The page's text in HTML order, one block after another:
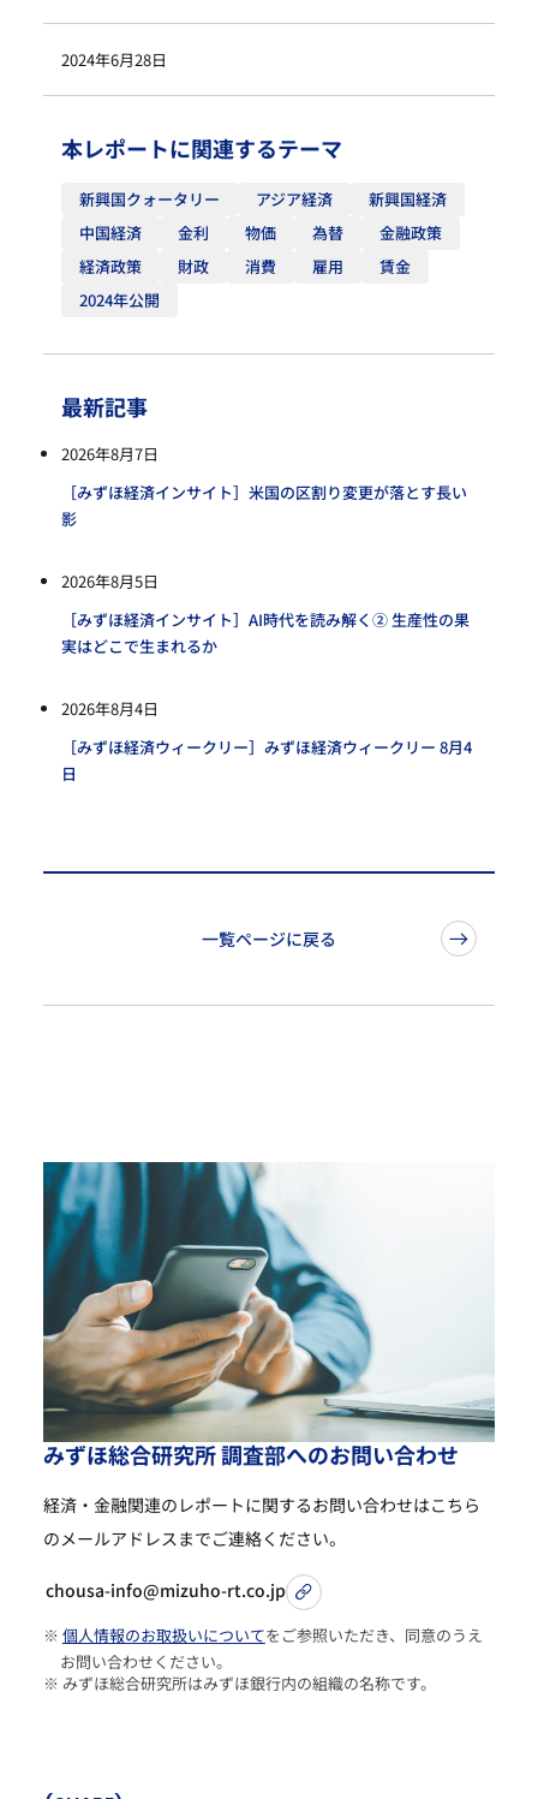
最新記事
2026年8月7日
［みずほ経済インサイト］米国の区割り変更が落とす長い
影
2026年8月5日
［みずほ経済インサイト］AI時代を読み解く② 生産性の果
実はどこで生まれるか
2026年8月4日
［みずほ経済ウィークリー］みずほ経済ウィークリー 8月4
日
一覧ページに戻る
2024年6月28日
本レポートに関連するテーマ
新興国クォータリー アジア経済
新興国経済
中国経済
金利 物価 為替
金融政策
経済政策
財政 消費 雇用
賃金
2024年公開
みずほ総合研究所調査部へのお問い合わせ
経済・金融関連のレポートに関するお問い合わせはこちら
のメールアドレスまでご連絡ください。
chousa-info@mizuho-rt.co.jp
※ 個人情報のお取扱いについてをご参照いただき、同意のうえ
お問い合わせください。
※ みずほ総合研究所はみずほ銀行内の組織の名称です。